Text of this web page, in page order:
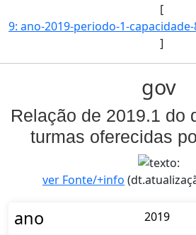
[
]
gov
Relação de 2019.1 do
turmas oferecidas
ver Fonte/+info
ano 2019